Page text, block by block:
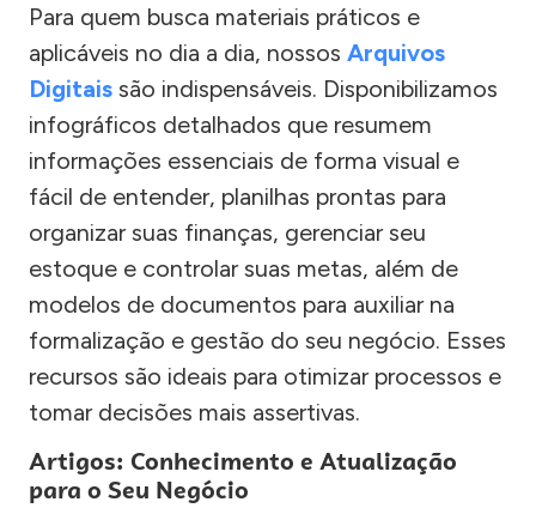
Para quem busca materiais práticos e
aplicáveis no dia a dia, nossos Arquivos
Digitais são indispensáveis. Disponibilizamos
infográficos detalhados que resumem
informações essenciais de forma visual e
fácil de entender, planilhas prontas para
organizar suas finanças, gerenciar seu
estoque e controlar suas metas, além de
modelos de documentos para auxiliar na
formalização e gestão do seu negócio. Esses
recursos são ideais para otimizar processos e
tomar decisões mais assertivas.
Artigos: Conhecimento e Atualização
para o Seu Negócio